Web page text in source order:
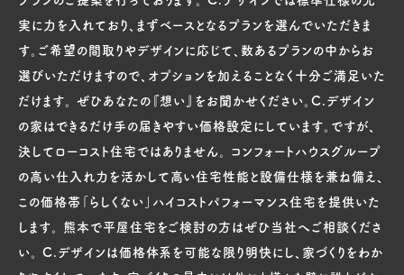
実に力を入れており、まずベースとなるプランを選んでいただきま
す。ご希望の間取りやデザインに応じて、数あるプランの中からお
選びいただけますので、オプションを加えることなく十分ご満足いた
だけます。 ぜひあなたの『想い』をお聞かせください。C.デザイン
の家はできるだけ手の届きやすい価格設定にしています。ですが、
決してローコスト住宅ではありません。 コンフォートハウスグループ
の高い仕入れ力を活かして高い住宅性能と設備仕様を兼ね備え、
この価格帯「らしくない」ハイコストパフォーマンス住宅を提供いた
します。 熊本で平屋住宅をご検討の方はぜひ当社へご相談くださ
い。 C.デザインは価格体系を可能な限り明快にし、家づくりをわか